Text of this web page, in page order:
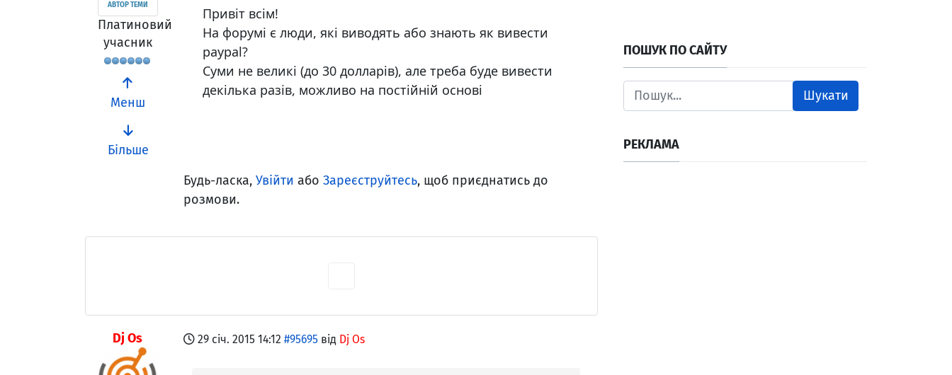
АВТОР ТЕМИ
Платиновий
учасник
Менш
Більше
Привіт всім!
На форумі є люди, які виводять або знають як вивести
paypal?
Суми не великі (до 30 долларів), але треба буде вивести
декілька разів, можливо на постійній основі
Будь-ласка, Увійти або Зареєструйтесь, щоб приєднатись до
розмови.
Dj Os 29 січ. 2015 14:12 #95695 від Dj Os
ПОШУК ПО САЙТУ
Шукати
РЕКЛАМА